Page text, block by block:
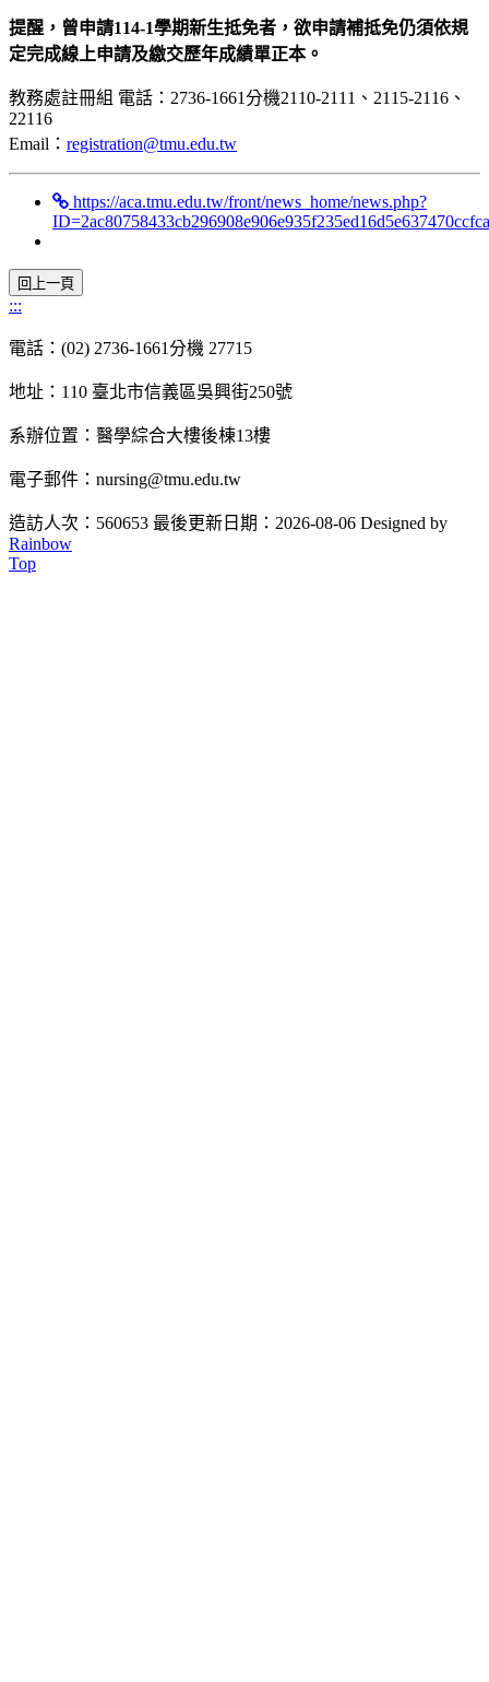
提醒，曾申請114-1學期新生抵免者，欲申請補抵免仍須依規
定完成線上申請及繳交歷年成績單正本。
教務處註冊組 電話：2736-1661分機2110-2111、2115-2116、
22116
Email： registration@tmu.edu.tw
https://aca.tmu.edu.tw/front/news_home/news.php?
:::
電話：(02) 2736-1661分機 27715
地址：110 臺北市信義區吳興街250號
系辦位置：醫學綜合大樓後棟13樓
電子郵件：nursing@tmu.edu.tw
造訪人次：560653 最後更新日期：2026-08-06 Designed by
Rainbow
Top